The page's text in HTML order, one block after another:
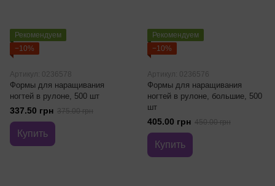
Рекомендуем
−10%
Артикул: 0236578
Формы для наращивания
ногтей в рулоне, 500 шт
337.50 грн 375.00 грн
Купить
Рекомендуем
−10%
Артикул: 0236576
Формы для наращивания
ногтей в рулоне, большие, 500
шт
405.00 грн 450.00 грн
Купить